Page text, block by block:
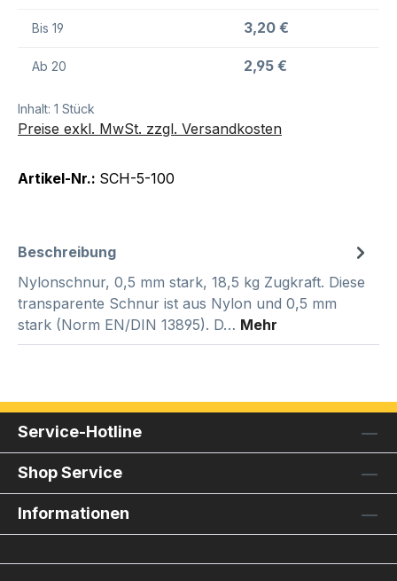
Bis 19 3,20 €
Ab 20 2,95 €
Inhalt: 1 Stück
Preise exkl. MwSt. zzgl. Versandkosten
Artikel-Nr.: SCH-5-100
Beschreibung
Nylonschnur, 0,5 mm stark, 18,5 kg Zugkraft. Diese
transparente Schnur ist aus Nylon und 0,5 mm
stark (Norm EN/DIN 13895). D… Mehr
Service-Hotline
Shop Service
Informationen